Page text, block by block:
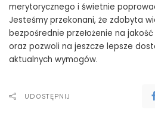
merytorycznego i świetnie
Jesteśmy przekonani, że zdobyta
bezpośrednie przełożenie na
oraz pozwoli na jeszcze lepsze
aktualnych wymogów.
UDOSTĘPNIJ